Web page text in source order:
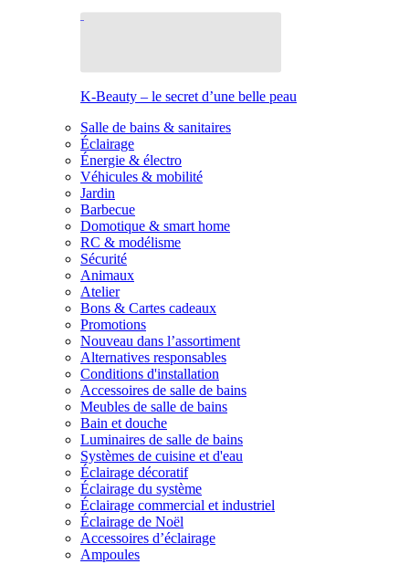
K-Beauty – le secret d’une belle peau
Salle de bains & sanitaires
Éclairage
Énergie & électro
Véhicules & mobilité
Jardin
Barbecue
Domotique & smart home
RC & modélisme
Sécurité
Animaux
Atelier
Bons & Cartes cadeaux
Promotions
Nouveau dans l’assortiment
Alternatives responsables
Conditions d'installation
Accessoires de salle de bains
Meubles de salle de bains
Bain et douche
Luminaires de salle de bains
Systèmes de cuisine et d'eau
Éclairage décoratif
Éclairage du système
Éclairage commercial et industriel
Éclairage de Noël
Accessoires d’éclairage
Ampoules